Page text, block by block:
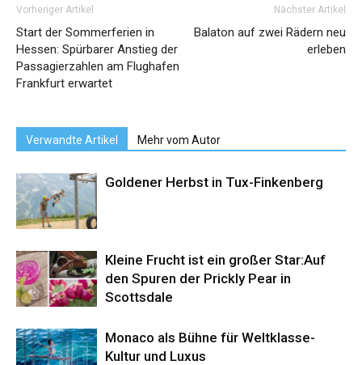
Vorheriger Artikel
Start der Sommerferien in
Hessen: Spürbarer Anstieg der
Passagierzahlen am Flughafen
Frankfurt erwartet
Nächster Artikel
Balaton auf zwei Rädern neu
erleben
Verwandte Artikel Mehr vom Autor
Goldener Herbst in Tux-Finkenberg
Kleine Frucht ist ein großer Star:Auf
den Spuren der Prickly Pear in
Scottsdale
Monaco als Bühne für Weltklasse-
Kultur und Luxus